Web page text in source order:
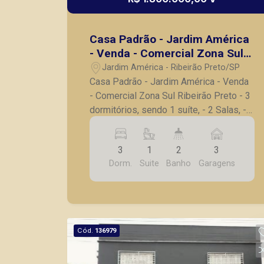
Casa Padrão - Jardim América
- Venda - Comercial Zona Sul
Ribeirão Preto
Jardim América - Ribeirão Preto/SP
Casa Padrão - Jardim América - Venda
- Comercial Zona Sul Ribeirão Preto - 3
dormitórios, sendo 1 suíte, - 2 Salas, -
Banheiro social, - Cozinha, -
Ventiladores de teto, - Armários, - Area
de serviço, - Quintal nos fundos, -
Frente com jardim e fachada com vidro,
- 3 vagas de garagem. Também temos
próximos a mercados, farmácias,
escolas, além de pontos comerciais
localizados na Zona Sul.
3
Dorm.
1
Suite
2
Banho
3
Garagens
Cód. 136979